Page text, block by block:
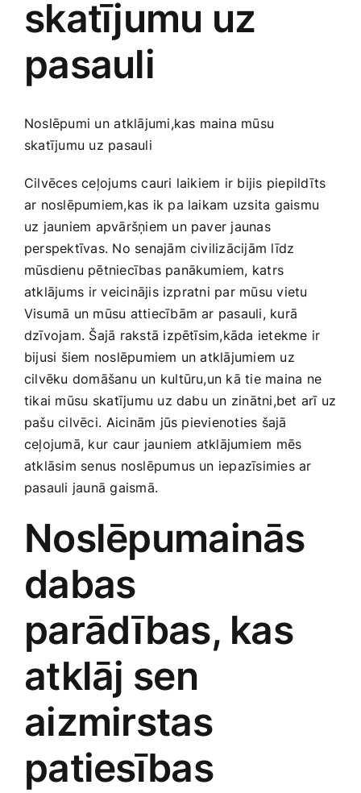
Medicīnas preces
Mobilie telefoni, planšetdatori
Preces birojam
Preces pieaugušajiem
Rotaļlietas, bērnu preces
Smaržas, kosmētika
Sports, tūrisms un atpūta
TV un Sadzīves tehnika
Zoo preces
skatījumu uz
pasauli
Noslēpumi un ⁣atklājumi,kas maina mūsu
skatījumu ​uz ‌pasauli
Cilvēces ceļojums cauri laikiem ‌ir bijis piepildīts
ar ​noslēpumiem,kas ik pa laikam⁢ uzsita gaismu
uz jauniem apvāršņiem un paver jaunas
perspektīvas. No senajām civilizācijām‍ līdz
mūsdienu pētniecības panākumiem, katrs
atklājums ⁣ir veicinājis izpratni par mūsu vietu
Visumā un mūsu attiecībām ar pasauli, kurā
dzīvojam.‍ Šajā rakstā ‌izpētīsim,kāda ietekme ir⁣
bijusi šiem noslēpumiem un atklājumiem uz
cilvēku domāšanu un kultūru,un‌ kā tie maina ne
tikai mūsu ⁤skatījumu​ uz dabu un zinātni,bet arī uz
pašu cilvēci. ⁢Aicinām jūs pievienoties šajā
ceļojumā, kur⁣ caur jauniem​ atklājumiem​ mēs
atklāsim senus noslēpumus un ​iepazīsimies ar
pasauli jaunā gaismā.
Noslēpumainās
dabas‌
parādības, kas
atklāj sen
aizmirstas
patiesības